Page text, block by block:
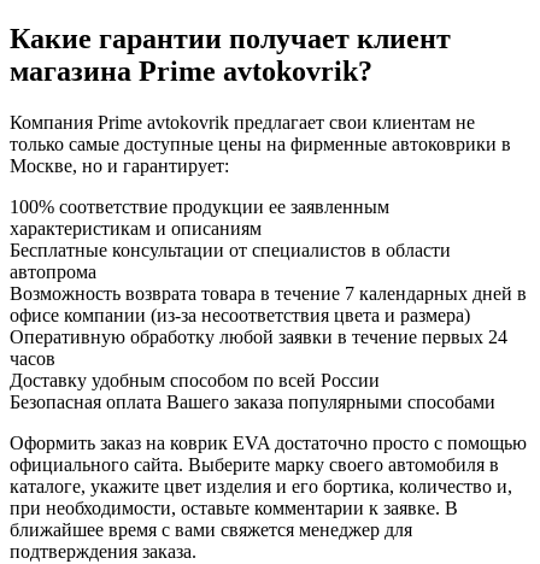
Какие гарантии получает клиент
магазина Prime avtokovrik?
Компания Prime avtokovrik предлагает свои клиентам не
только самые доступные цены на фирменные автоковрики в
Москве, но и гарантирует:
100% соответствие продукции ее заявленным
характеристикам и описаниям
Бесплатные консультации от специалистов в области
автопрома
Возможность возврата товара в течение 7 календарных дней в
офисе компании (из-за несоответствия цвета и размера)
Оперативную обработку любой заявки в течение первых 24
часов
Доставку удобным способом по всей России
Безопасная оплата Вашего заказа популярными способами
Оформить заказ на коврик EVA достаточно просто с помощью
официального сайта. Выберите марку своего автомобиля в
каталоге, укажите цвет изделия и его бортика, количество и,
при необходимости, оставьте комментарии к заявке. В
ближайшее время с вами свяжется менеджер для
подтверждения заказа.